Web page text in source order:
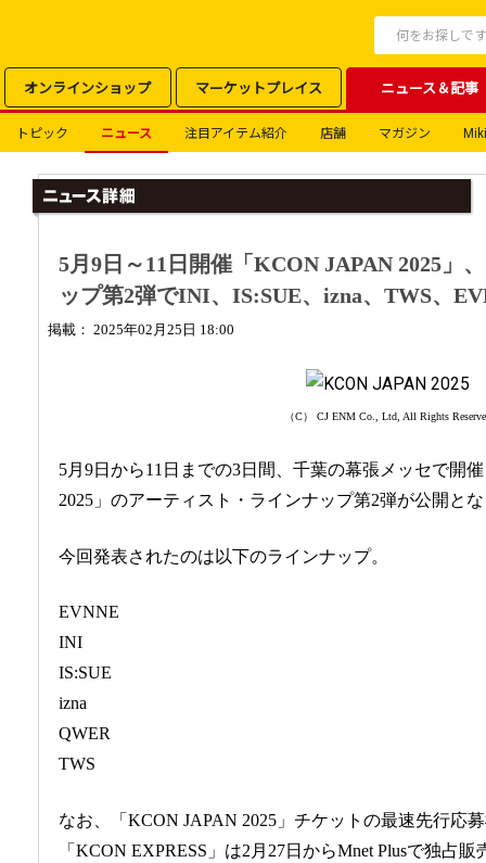
オンラインショップ マーケットプレイス ニュース＆記事
トピック ニュース 注目アイテム紹介 店舗 マガジン
5月9日～11日開催「KCON JAPAN 2025」
ップ第2弾でINI、IS:SUE、izna、TWS、
掲載： 2025年02月25日 18:00
（C） CJ ENM Co., Ltd, All Rights
5月9日から11日までの3日間、千葉の幕張メッセで開
2025」のアーティスト・ラインナップ第2弾が公開と
今回発表されたのは以下のラインナップ。
EVNNE
INI
IS:SUE
izna
QWER
TWS
なお、「KCON JAPAN 2025」チケットの最速先行応
「KCON EXPRESS」は2月27日からMnet Plusで独占